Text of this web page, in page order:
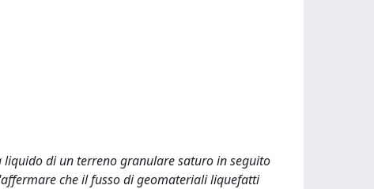
di un terreno granulare saturo in seguito
che il fusso di geomateriali liquefatti